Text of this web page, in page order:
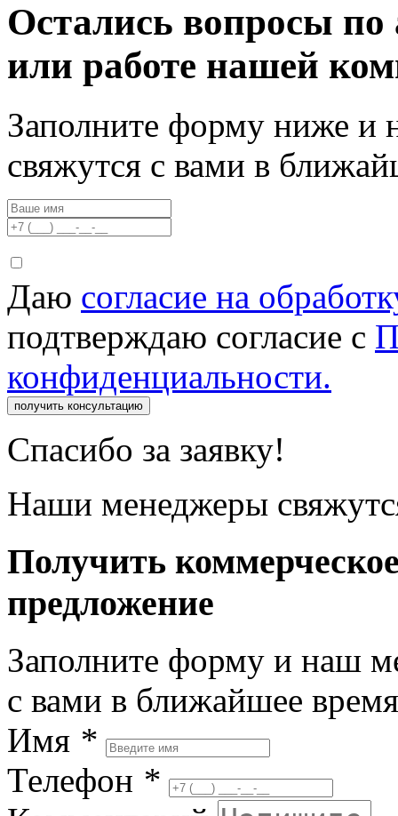
Остались вопросы по
или работе нашей
Заполните форму ниже и
свяжутся с вами в
Даю согласие на
подтверждаю согласие с
конфиденциальности.
получить консультацию
Спасибо за заявку!
Наши менеджеры
Получить
предложение
Заполните форму и наш
с вами в ближайшее время
Имя *
Телефон *